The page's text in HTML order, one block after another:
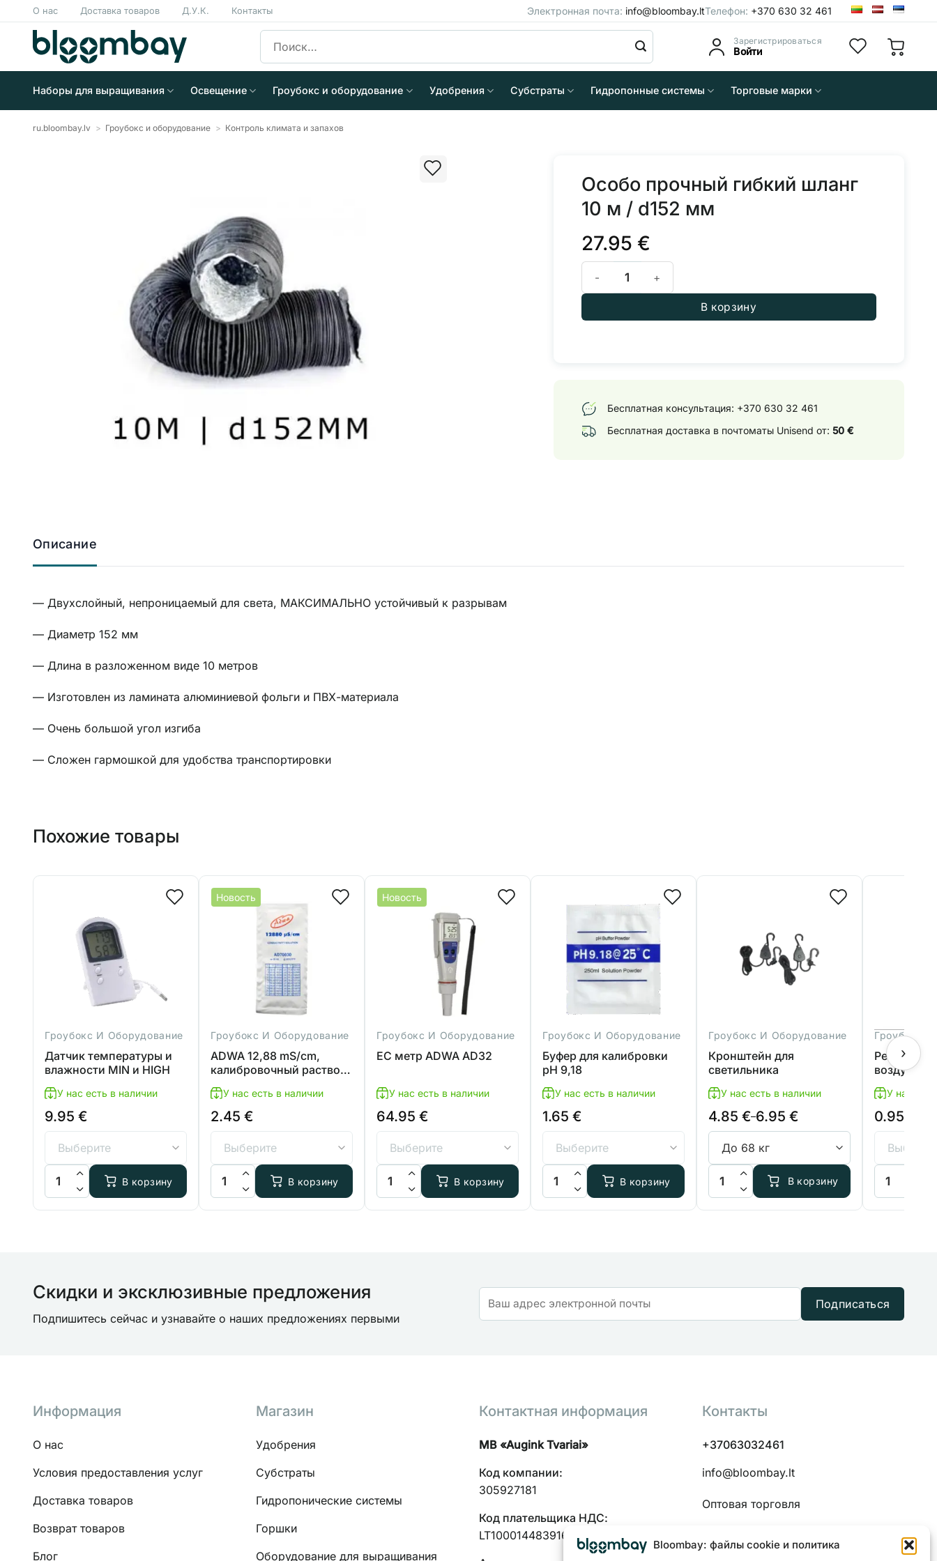
Bloombay: файлы cookie и политика
to
content
О нас Доставка товаров Д.У.К. Контакты Электронная почта: info@bloombay.ltТелефон: +370 630 32 461
Искать: Зарегистрироваться
Войти
Наборы для выращивания Освещение Гроубокс и оборудование Удобрения Субстраты Гидропонные системы Торговые марки
ru.bloombay.lv > Гроубокс и оборудование > Контроль климата и запахов
Особо прочный гибкий шланг
10 м / d152 мм
27.95 €
Количество товара Особо прочный гибкий шланг 10 м / d152 мм
В корзину
Бесплатная консультация: +370 630 32 461
Бесплатная доставка в почтоматы Unisend от: 50 €
Описание
— Двухслойный, непроницаемый для света, МАКСИМАЛЬНО устойчивый к разрывам
— Диаметр 152 мм
— Длина в разложенном виде 10 метров
— Изготовлен из ламината алюминиевой фольги и ПВХ-материала
— Очень большой угол изгиба
— Сложен гармошкой для удобства транспортировки
Похожие товары
Гроубокс И Оборудование
Датчик температуры и
влажности MIN и HIGH
У нас есть в наличии
9.95 €
Количество товара Датчик температуры и влажности MIN и HIGH
В корзину
Новость
Гроубокс И Оборудование
ADWA 12,88 mS/cm,
калибровочный раствор
EC
У нас есть в наличии
2.45 €
Количество товара ADWA 12,88 mS/cm, калибровочный раствор EC
В корзину
Новость
Гроубокс И Оборудование
EC метр ADWA AD32
У нас есть в наличии
64.95 €
Количество товара EC метр ADWA AD32
В корзину
Гроубокс И Оборудование
Буфер для калибровки
pH 9,18
У нас есть в наличии
1.65 €
Количество товара Буфер для калибровки pH 9,18
В корзину
Гроубокс И Оборудование
Кронштейн для
светильника
У нас есть в наличии
4.85 €–6.95 €
Диапазон
цен:
4.85 €
–
6.95 €
Количество товара Кронштейн для
В корзину
Гроубокс
Регулятор
воздуха, 2
У нас
0.95
Количество
›
Скидки и эксклюзивные предложения
Подпишитесь сейчас и узнавайте о наших предложениях первыми
Подписаться
Информация
О нас
Условия предоставления услуг
Доставка товаров
Возврат товаров
Блог
Магазин
Удобрения
Субстраты
Гидропонические системы
Горшки
Оборудование для выращивания
Контактная информация
MB «Augink Tvariai»
Код компании:
305927181
Код плательщика НДС:
LT100014483916
Контакты
+37063032461
info@bloombay.lt
Оптовая торговля